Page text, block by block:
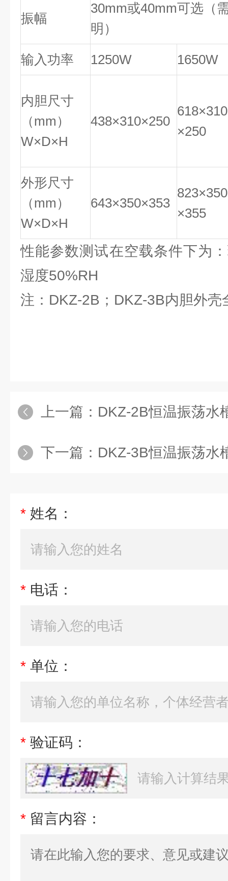
振幅
30mm或40mm可选（
明）
输入功率 1250W 1650W
内胆尺寸
（mm）
W×D×H
438×310×250
618×310
×250
外形尺寸
（mm）
W×D×H
643×350×353
823×350
×355
性能参数测试在空载条件下为
湿度50%RH
注：DKZ-2B；DKZ-3B内胆外壳
上一篇： DKZ-2B恒温振荡水槽
下一篇： DKZ-3B恒温振荡水槽
* 姓名：
* 电话：
* 单位：
* 验证码：
* 留言内容：